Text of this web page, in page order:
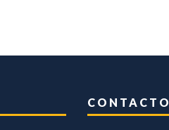
CONTACTO